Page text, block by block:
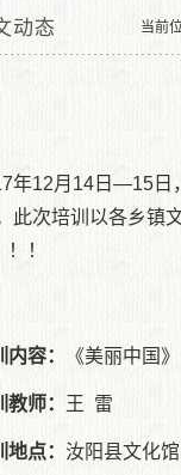
动态 当前
年12月14日—15日
此次培训 以各乡镇
！
内容： 《美丽中国》
教师： 王 雷
地点： 汝阳县文化